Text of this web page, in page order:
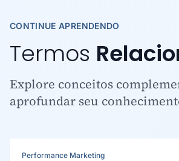
CONTINUE APRENDENDO
Termos
Explore conceitos
aprofundar seu
Performance Marketing